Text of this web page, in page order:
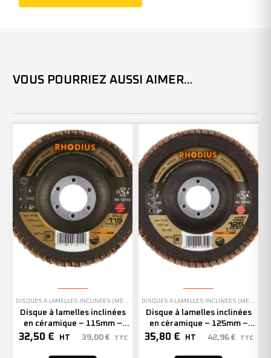
VOUS POURRIEZ AUSSI AIMER...
Disque à lamelles inclinées
en céramique – 115mm –
Grain 60 – 208744 (x10)
32,50 € HT 39,00 € TTC
Disque à lamelles inclinées
en céramique – 125mm –
Grain 80 – 208748 (x10)
35,80 € HT 42,96 € TTC